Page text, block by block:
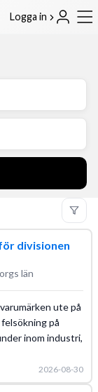
Logga in
divisionen
län
ute på
på
inom industri,
2026-08-30